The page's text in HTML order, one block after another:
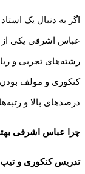
اگر به دنبال یک
عباس اشرفی یکی از
رشته‌های تجربی و
کنکوری و مولف
درصدهای بالا و
چرا عباس اشرفی
تدریس کنکوری و